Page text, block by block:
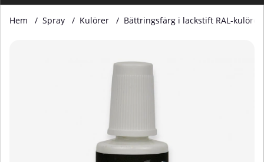
Hem Spray Kulörer Bättringsfärg i lackstift RAL-kulörer